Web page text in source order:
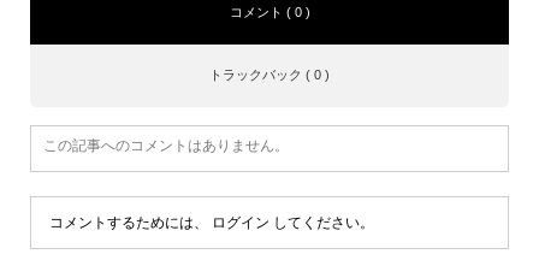
コメント ( 0 )
トラックバック ( 0 )
この記事へのコメントはありません。
コメントするためには、 ログイン してください。